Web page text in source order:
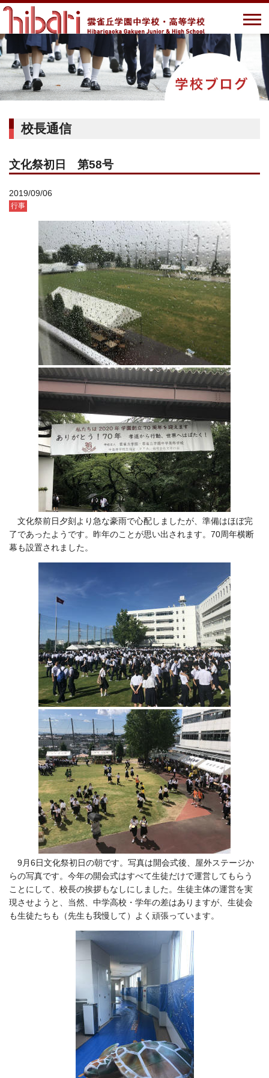
校長通信
文化祭初日 第58号
2019/09/06
行事
文化祭前日夕刻より急な豪雨で心配しましたが、準備はほぼ完
了であったようです。昨年のことが思い出されます。70周年横断
幕も設置されました。
9月6日文化祭初日の朝です。写真は開会式後、屋外ステージか
らの写真です。今年の開会式はすべて生徒だけで運営してもらう
ことにして、校長の挨拶もなしにしました。生徒主体の運営を実
現させようと、当然、中学高校・学年の差はありますが、生徒会
も生徒たちも（先生も我慢して）よく頑張っています。